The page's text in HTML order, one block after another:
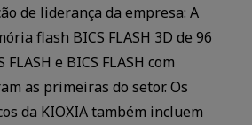
de liderança da empresa: A
flash BICS FLASH 3D de 96
FLASH e BICS FLASH com
as primeiras do setor. Os
da KIOXIA também incluem